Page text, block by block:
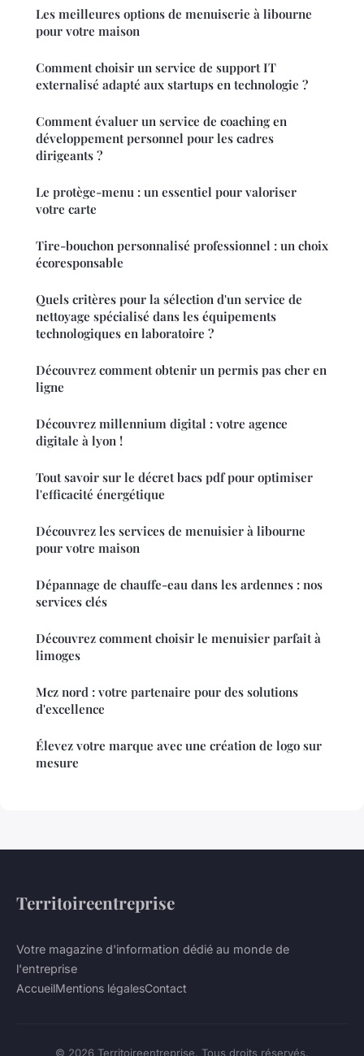
Les meilleures options de menuiserie à libourne
pour votre maison
Comment choisir un service de support IT
externalisé adapté aux startups en technologie ?
Comment évaluer un service de coaching en
développement personnel pour les cadres
dirigeants ?
Le protège-menu : un essentiel pour valoriser
votre carte
Tire-bouchon personnalisé professionnel : un choix
écoresponsable
Quels critères pour la sélection d'un service de
nettoyage spécialisé dans les équipements
technologiques en laboratoire ?
Découvrez comment obtenir un permis pas cher en
ligne
Découvrez millennium digital : votre agence
digitale à lyon !
Tout savoir sur le décret bacs pdf pour optimiser
l'efficacité énergétique
Découvrez les services de menuisier à libourne
pour votre maison
Dépannage de chauffe-eau dans les ardennes : nos
services clés
Découvrez comment choisir le menuisier parfait à
limoges
Mcz nord : votre partenaire pour des solutions
d'excellence
Élevez votre marque avec une création de logo sur
mesure
Territoireentreprise
Votre magazine d'information dédié au monde de
l'entreprise
AccueilMentions légalesContact
© 2026 Territoireentreprise. Tous droits réservés.